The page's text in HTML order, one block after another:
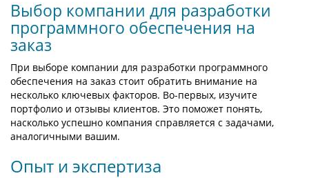
Выбор компании для разработки
программного обеспечения на
заказ
При выборе компании для разработки программного
обеспечения на заказ стоит обратить внимание на
несколько ключевых факторов. Во-первых, изучите
портфолио и отзывы клиентов. Это поможет понять,
насколько успешно компания справляется с задачами,
аналогичными вашим.
Опыт и экспертиза